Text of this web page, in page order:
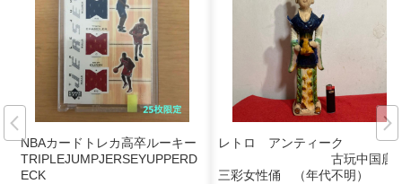
NBAカードトレカ高卒ルーキー
TRIPLEJUMPJERSEYUPPERD
ECK
レトロ アンティーク
古玩中国唐
三彩女性俑 （年代不明）